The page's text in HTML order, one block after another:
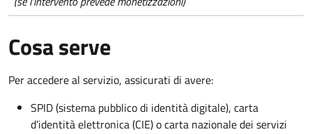
Cosa serve
Per accedere al servizio, assicurati di avere:
SPID (sistema pubblico di identità digitale), carta
d’identità elettronica (CIE) o carta nazionale dei servizi